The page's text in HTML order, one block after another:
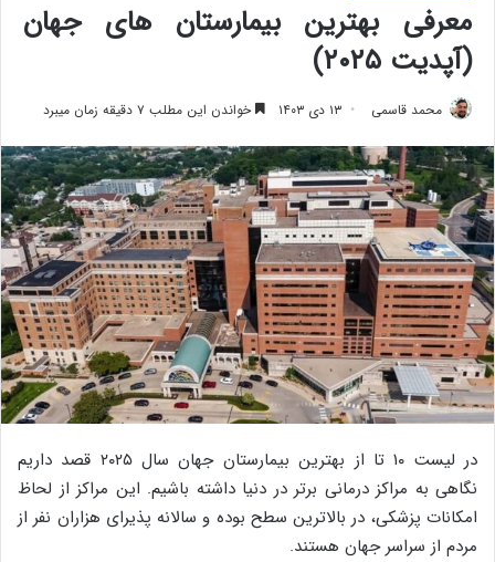
معرفی بهترین بیمارستان های جهان
(آپدیت ۲۰۲۵)
محمد قاسمی ۱۳ دی ۱۴۰۳ خواندن این مطلب ۷ دقیقه زمان میبرد
در لیست ۱۰ تا از بهترین بیمارستان جهان سال ۲۰۲۵ قصد داریم
نگاهی به مراکز درمانی برتر در دنیا داشته باشیم. این مراکز از لحاظ
امکانات پزشکی، در بالاترین سطح بوده و سالانه پذیرای هزاران نفر از
مردم از سراسر جهان هستند.